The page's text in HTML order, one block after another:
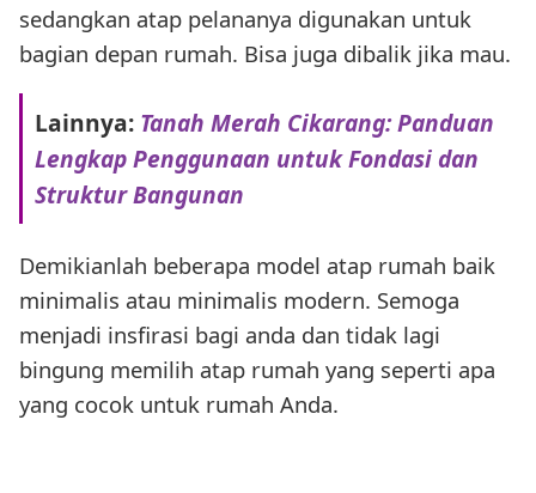
sedangkan atap pelananya digunakan untuk
bagian depan rumah. Bisa juga dibalik jika mau.
Lainnya: Tanah Merah Cikarang: Panduan
Lengkap Penggunaan untuk Fondasi dan
Struktur Bangunan
Demikianlah beberapa model atap rumah baik
minimalis atau minimalis modern. Semoga
menjadi insfirasi bagi anda dan tidak lagi
bingung memilih atap rumah yang seperti apa
yang cocok untuk rumah Anda.